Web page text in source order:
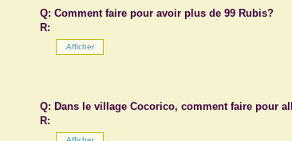
Q: Comment faire pour avoir plus de 99 Rubis?
R:
Q: Dans le village Cocorico, comment faire pour
R: